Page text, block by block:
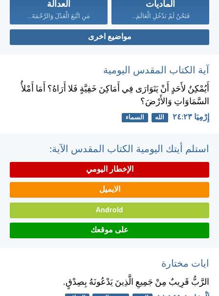
الماديات
فَنَحْنُ لَمْ نَدْخُلِ الْعَالَمَ...
العدالة
مَنِ اتَّبَعَ الْعَدْلَ وَالرَّحْمَةَ...
مواضيع اخرى
آية الكتاب المقدس اليومية
أَيُمْكِنُ لأَحَدٍ أَنْ يَتَوَارَى فِي أَمَاكِنَ خَفِيَّةٍ فَلا أَرَاهُ؟ أَمَا أَمْلأُ
السَّمَاوَاتِ وَالأَرْضَ؟
إِرْمِيَا ٢٣:‏٢٤ الله السماء
استلم أيتك اليومية الكتاب المقدس الآية:
الإخطار اليومي
الايميل
Android
على موقعك
ايات مختارة
الرَّبُّ قَرِيبٌ مِنْ جَمِيعِ الَّذِينَ يَدْعُونَهُ بِصِدْقٍ.